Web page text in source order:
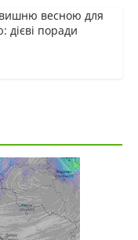
весною для
дієві поради